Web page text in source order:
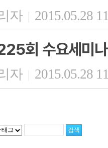
자 | 2015.05.28
회 수요세미
자 | 2015.05.28